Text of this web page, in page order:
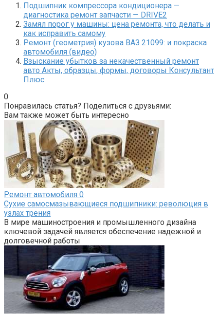
Подшипник компрессора кондиционера —
диагностика ремонт запчасти — DRIVE2
Замял порог у машины: цена ремонта, что делать и
как исправить самому
Ремонт (геометрия) кузова ВАЗ 21099: и покраска
автомобиля (видео)
Взыскание убытков за некачественный ремонт
авто Акты, образцы, формы, договоры Консультант
Плюс
0
Понравилась статья? Поделиться с друзьями:
Вам также может быть интересно
Ремонт автомобиля 0
Сухие самосмазывающиеся подшипники: революция в
узлах трения
В мире машиностроения и промышленного дизайна
ключевой задачей является обеспечение надежной и
долговечной работы